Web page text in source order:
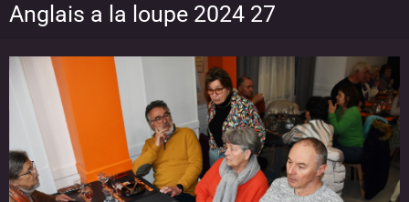
Anglais a la loupe 2024 27